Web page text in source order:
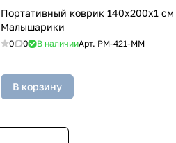
Портативный коврик 140x200x1 см
Малышарики
0 0 В наличииАрт. PM-421-MM
В корзину